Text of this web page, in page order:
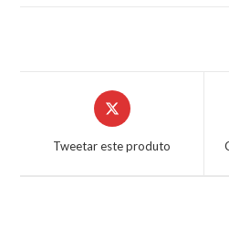
Tweetar este produto